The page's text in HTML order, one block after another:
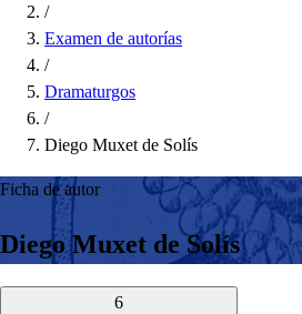
/
Examen de autorías
/
Dramaturgos
/
Diego Muxet de Solís
Ficha de autor
Diego Muxet de Solís
6